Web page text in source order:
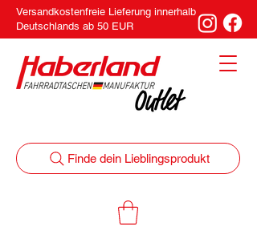
Versandkostenfreie Lieferung innerhalb
Deutschlands ab 50 EUR
Finde dein Lieblingsprodukt